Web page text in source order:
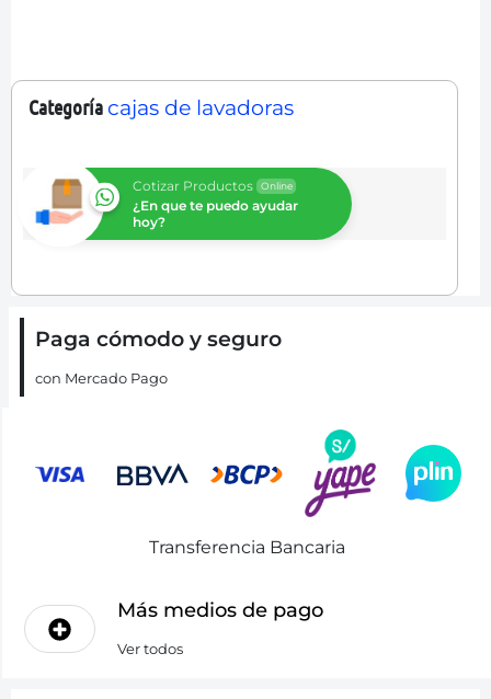
Categoría cajas de lavadoras
Cotizar Productos Online
¿En que te puedo ayudar
hoy?
Paga cómodo y seguro
con Mercado Pago
Transferencia Bancaria
Más medios de pago
Ver todos